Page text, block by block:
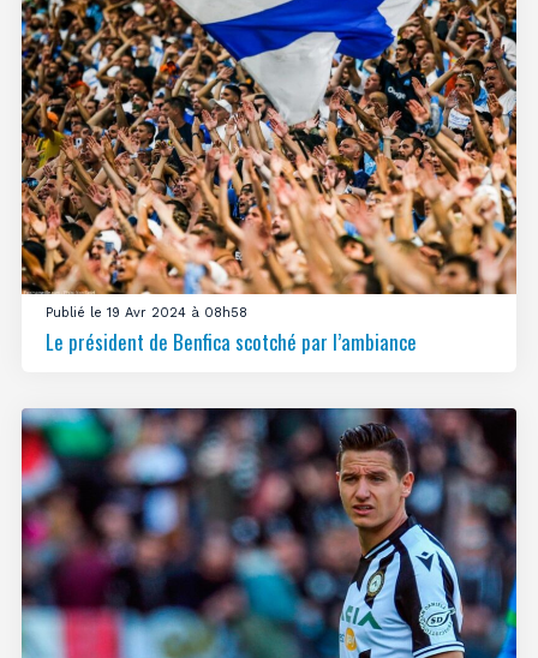
Publié le 19 Avr 2024 à 08h58
Le président de Benfica scotché par l’ambiance